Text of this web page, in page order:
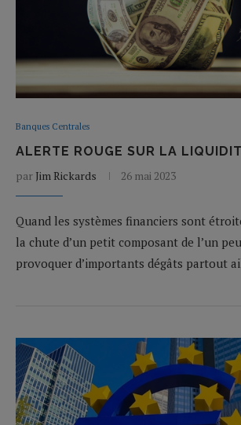
Banques Centrales
ALERTE ROUGE SUR LA
par Jim Rickards 26 mai 2023
Quand les systèmes financiers sont
la chute d’un petit composant de l’un
provoquer d’importants dégâts partout